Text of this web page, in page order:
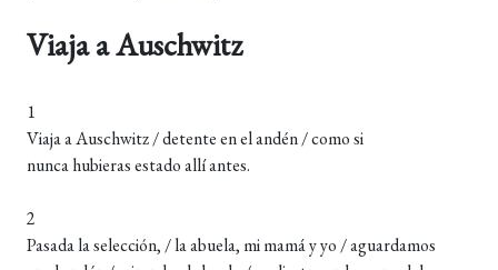
Viaja a Auschwitz
1
Viaja a Auschwitz / detente en el andén / como si
nunca hubieras estado allí antes.
2
Pasada la selección, / la abuela, mi mamá y yo / aguardamos